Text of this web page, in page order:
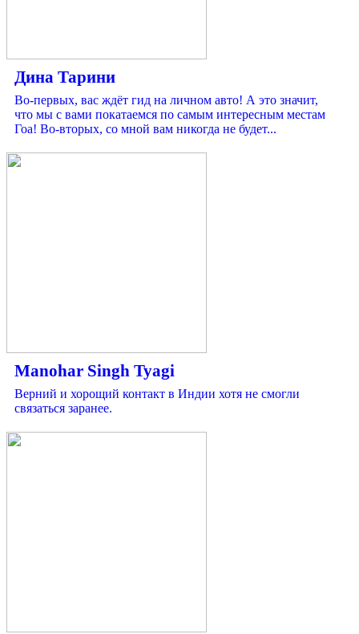
Дина Тарини
Во-первых, вас ждёт гид на личном авто! А это значит,
что мы с вами покатаемся по самым интересным местам
Гоа! Во-вторых, со мной вам никогда не будет...
Manohar Singh Tyagi
Верний и хорощий контакт в Индии хотя не смогли
связаться заранее.